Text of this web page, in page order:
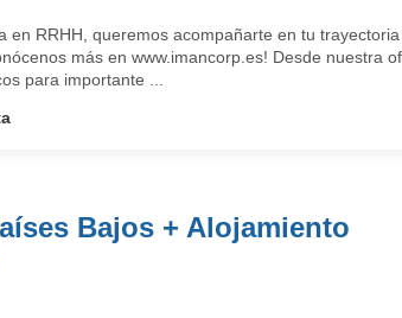
en RRHH, queremos acompañarte en tu trayectoria
más en www.imancorp.es! Desde nuestra
para importante ...
Bajos + Alojamiento